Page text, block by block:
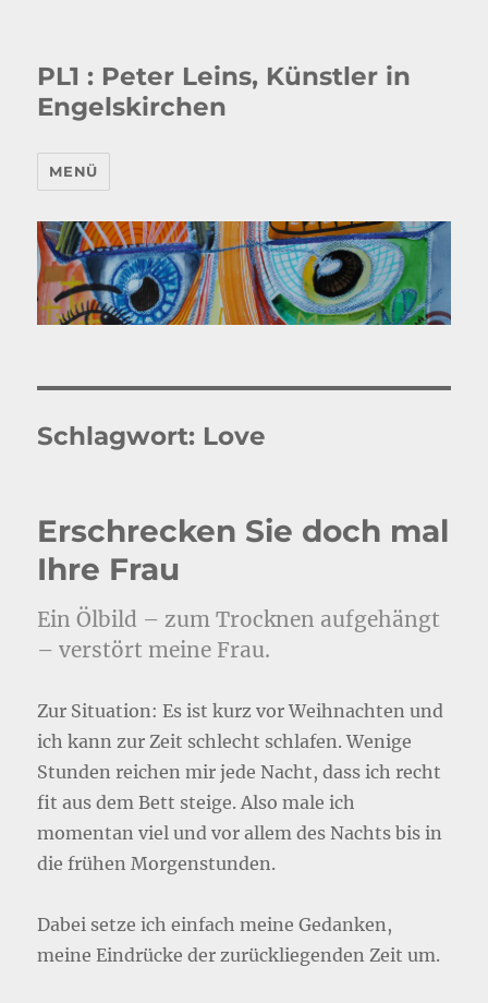
PL1 : Peter Leins, Künstler in
Engelskirchen
MENÜ
Schlagwort: Love
Erschrecken Sie doch mal
Ihre Frau
Ein Ölbild – zum Trocknen aufgehängt
– verstört meine Frau.
Zur Situation: Es ist kurz vor Weihnachten und
ich kann zur Zeit schlecht schlafen. Wenige
Stunden reichen mir jede Nacht, dass ich recht
fit aus dem Bett steige. Also male ich
momentan viel und vor allem des Nachts bis in
die frühen Morgenstunden.
Dabei setze ich einfach meine Gedanken,
meine Eindrücke der zurückliegenden Zeit um.